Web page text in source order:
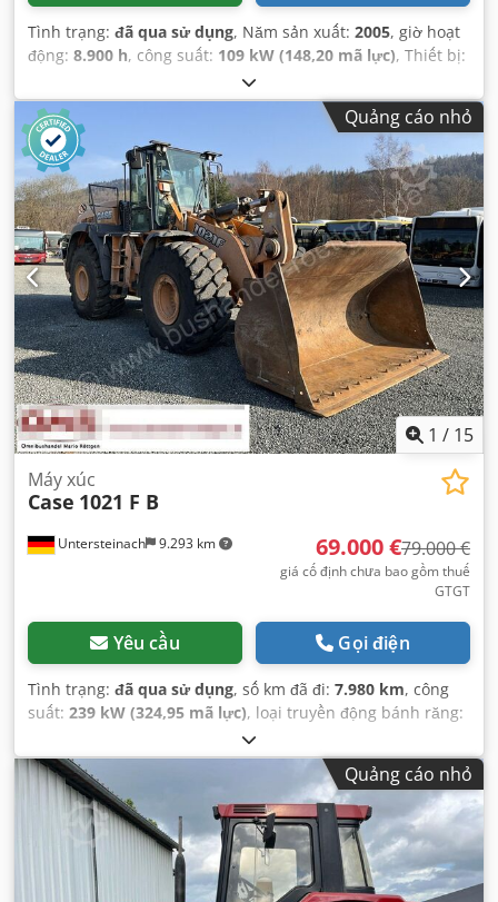
Tình trạng: đã qua sử dụng, Năm sản xuất: 2005, giờ hoạt
động: 8.900 h, công suất: 109 kW (148,20 mã lực), Thiết bị:
ABS, cabin, dẫn động bốn bánh, điều hòa không khí
Quảng cáo nhỏ
1 / 15
Untersteinach 9.293 km
Máy xúc
Case 1021 F B
69.000 €79.000 €
giá cố định chưa bao gồm thuế
GTGT
Yêu cầu Gọi điện
Tình trạng: đã qua sử dụng, số km đã đi: 7.980 km, công
suất: 239 kW (324,95 mã lực), loại truyền động bánh răng:
diesel
đầu:01/2013, Năm sản xuất:2013, Thiết bị:điều hòa
không khí, Quảng cáo nhỏ